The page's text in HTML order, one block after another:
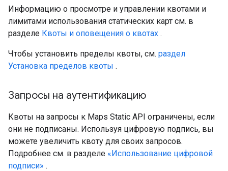
Информацию о просмотре и управлении квотами и
лимитами использования статических карт см. в
разделе Квоты и оповещения о квотах .
Чтобы установить пределы квоты, см. раздел
Установка пределов квоты .
Запросы на аутентификацию
Квоты на запросы к Maps Static API ограничены, если
они не подписаны. Используя цифровую подпись, вы
можете увеличить квоту для своих запросов.
Подробнее см. в разделе «Использование цифровой
подписи» .